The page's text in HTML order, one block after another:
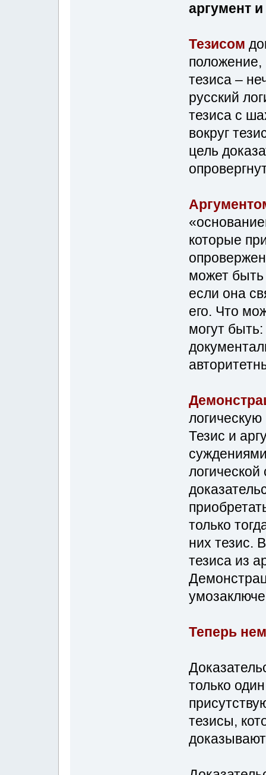
аргумент
Тезисом
тезиса –
русский
тезиса с
вокруг
цель
которые
может
если она
его. Что
могут
Тезис и
логической
только
них тезис.
тезиса из
Теперь
только
тезисы,